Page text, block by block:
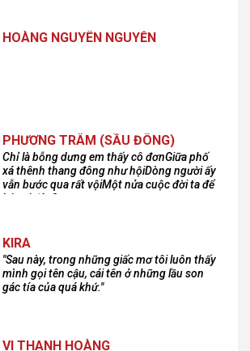
HOÀNG NGUYÊN NGUYỄN
PHƯƠNG TRÂM (SẦU ĐÔNG)
Chỉ là bỗng dưng em thấy cô đơnGiữa phố
xá thênh thang đông như hộiDòng người ấy
vẫn bước qua rất vộiMột nửa cuộc đời ta để
lại nơi đâu?
KIRA
"Sau này, trong những giấc mơ tôi luôn thấy
mình gọi tên cậu, cái tên ở những lầu son
gác tía của quá khứ."
VI THANH HOÀNG